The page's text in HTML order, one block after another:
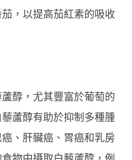
，以提高茄紅素的吸收
醇，尤其豐富於葡萄的
蘆醇有助於抑制多種腫
、肝臟癌、胃癌和乳房